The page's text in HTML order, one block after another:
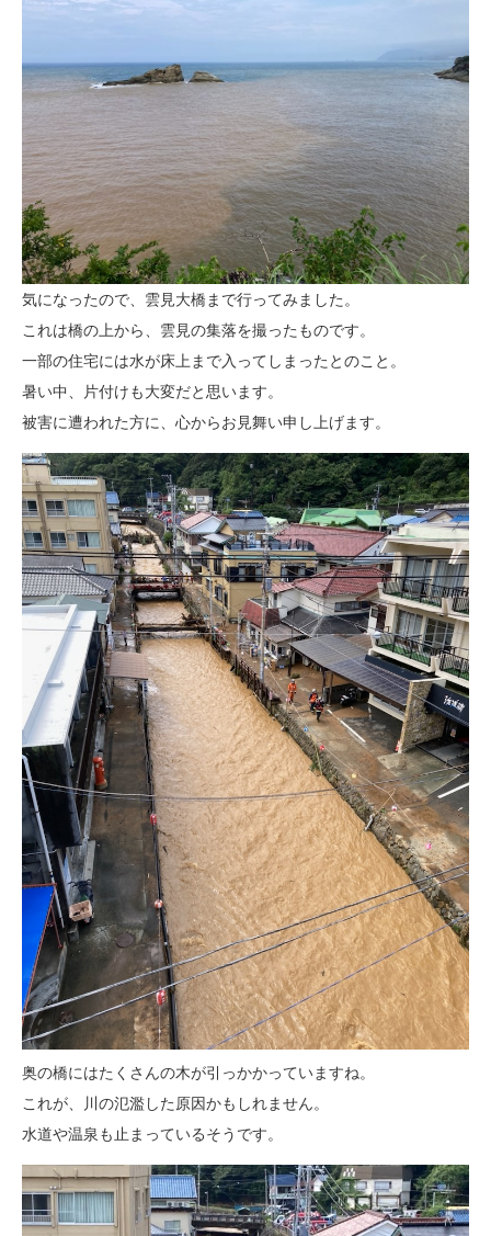
気になったので、雲見大橋まで行ってみました。
これは橋の上から、雲見の集落を撮ったものです。
一部の住宅には水が床上まで入ってしまったとのこと。
暑い中、片付けも大変だと思います。
被害に遭われた方に、心からお見舞い申し上げます。
奥の橋にはたくさんの木が引っかかっていますね。
これが、川の氾濫した原因かもしれません。
水道や温泉も止まっているそうです。